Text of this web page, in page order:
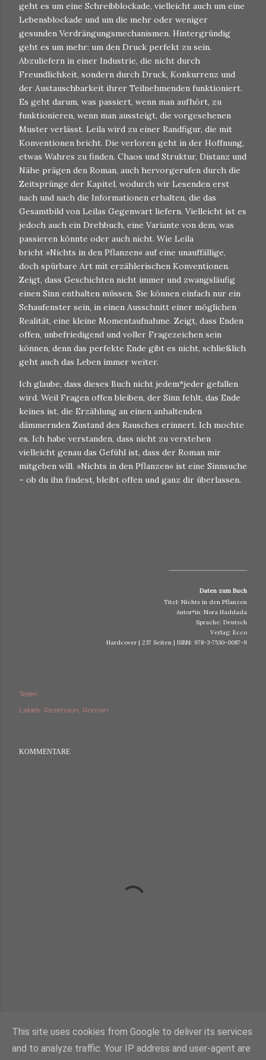
geht es um eine Schreibblockade, vielleicht auch um eine
Lebensblockade und um die mehr oder weniger
gesunden Verdrängungsmechanismen. Hintergründig
geht es um mehr: um den Druck perfekt zu sein.
Abzuliefern in einer Industrie, die nicht durch
Freundlichkeit, sondern durch Druck, Konkurrenz und
der Austauschbarkeit ihrer Teilnehmenden funktioniert.
Es geht darum, was passiert, wenn man aufhört, zu
funktionieren, wenn man aussteigt, die vorgesehenen
Muster verlässt. Leila wird zu einer Randfigur, die mit
Konventionen bricht. Die verloren geht in der Hoffnung,
etwas Wahres zu finden. Chaos und Struktur, Distanz und
Nähe prägen den Roman, auch hervorgerufen durch die
Zeitsprünge der Kapitel, wodurch wir Lesenden erst
nach und nach die Informationen erhalten, die das
Gesamtbild von Leilas Gegenwart liefern. Vielleicht ist es
jedoch auch ein Drehbuch, eine Variante von dem, was
passieren könnte oder auch nicht. Wie Leila
bricht »Nichts in den Pflanzen« auf eine unauffällige,
doch spürbare Art mit erzählerischen Konventionen.
Zeigt, dass Geschichten nicht immer und zwangsläufig
einen Sinn enthalten müssen. Sie können einfach nur ein
Schaufenster sein, in einen Ausschnitt einer möglichen
Realität, eine kleine Momentaufnahme. Zeigt, dass Enden
offen, unbefriedigend und voller Fragezeichen sein
können, denn das perfekte Ende gibt es nicht, schließlich
geht auch das Leben immer weiter.
Ich glaube, dass dieses Buch nicht jedem*jeder gefallen
wird. Weil Fragen offen bleiben, der Sinn fehlt, das Ende
keines ist, die Erzählung an einen anhaltenden
dämmernden Zustand des Rausches erinnert. Ich mochte
es. Ich habe verstanden, dass nicht zu verstehen
vielleicht genau das Gefühl ist, dass der Roman mir
mitgeben will. »Nichts in den Pflanzen« ist eine Sinnsuche
– ob du ihn findest, bleibt offen und ganz dir überlassen.
..................................................................
Daten zum Buch
Titel: Nichts in den Pflanzen
Autor*in: Nora Haddada
Sprache: Deutsch
Verlag: Ecco
Hardcover | 237 Seiten | ISBN: 978-3-7530-0087-9
Teilen
Labels: Rezension Roman
KOMMENTARE
This site uses cookies from Google to deliver its services
and to analyze traffic. Your IP address and user-agent are